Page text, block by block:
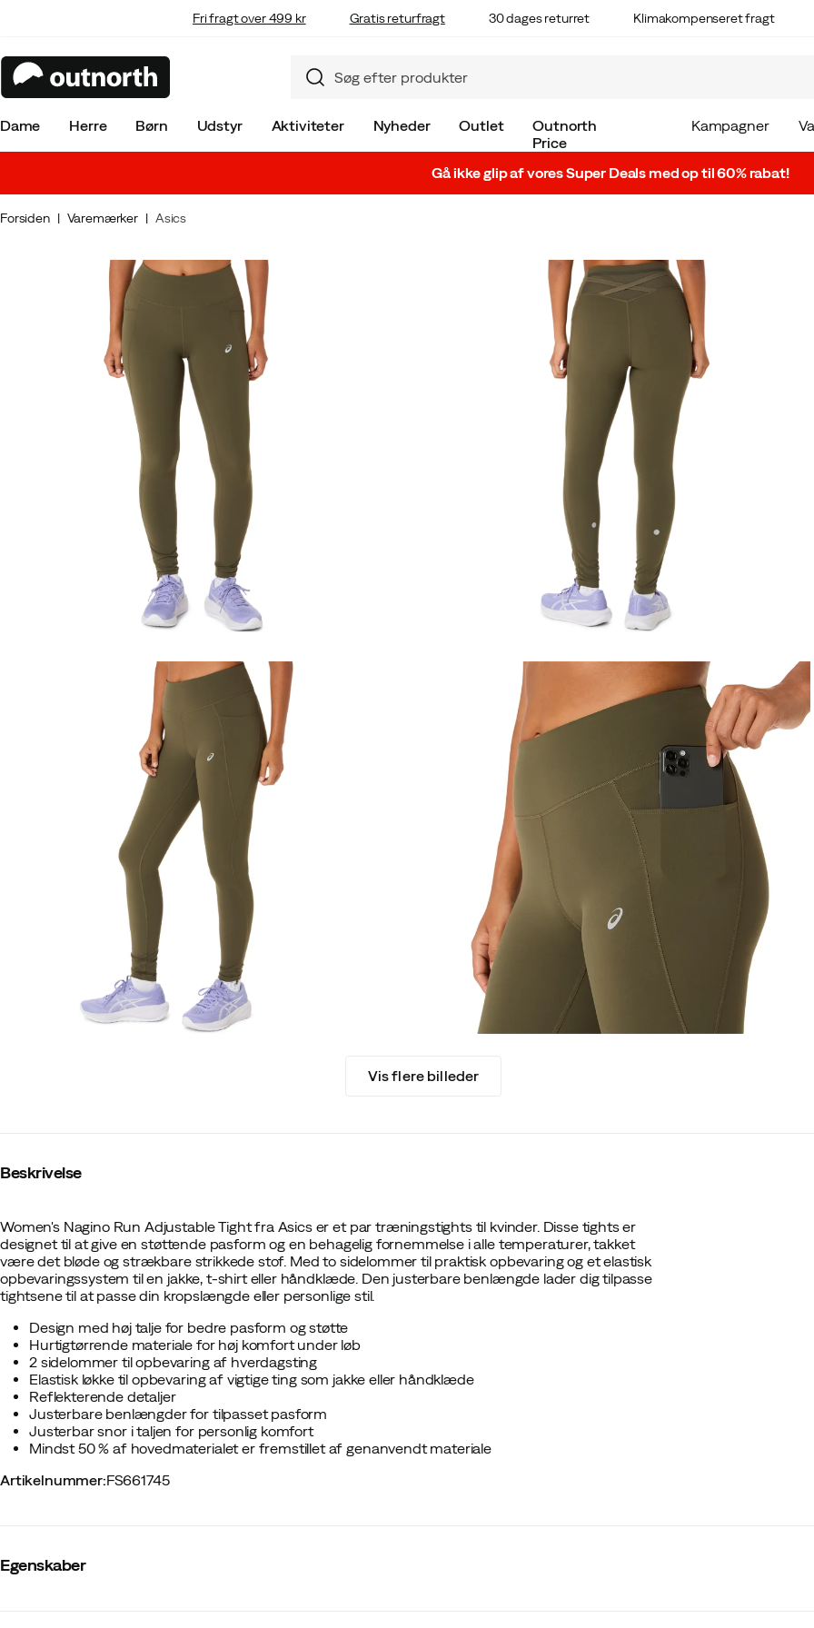
Fri fragt over 499 kr Gratis returfragt 30 dages returret Klimakompenseret fragt
Dame Herre Børn Udstyr Aktiviteter Nyheder Outlet
Outnorth
Price
Kampagner
Gå ikke glip af vores Super Deals med op til 60% rabat!
Forsiden Varemærker Asics
Vis flere billeder
Beskrivelse
Women's Nagino Run Adjustable Tight fra Asics er et par træningstights til kvinder. Disse tights er
designet til at give en støttende pasform og en behagelig fornemmelse i alle temperaturer, takket
være det bløde og strækbare strikkede stof. Med to sidelommer til praktisk opbevaring og et elastisk
opbevaringssystem til en jakke, t-shirt eller håndklæde. Den justerbare benlængde lader dig tilpasse
tightsene til at passe din kropslængde eller personlige stil.
Design med høj talje for bedre pasform og støtte
Hurtigtørrende materiale for høj komfort under løb
2 sidelommer til opbevaring af hverdagsting
Elastisk løkke til opbevaring af vigtige ting som jakke eller håndklæde
Reflekterende detaljer
Justerbare benlængder for tilpasset pasform
Justerbar snor i taljen for personlig komfort
Mindst 50 % af hovedmaterialet er fremstillet af genanvendt materiale
Artikelnummer:FS661745
Egenskaber